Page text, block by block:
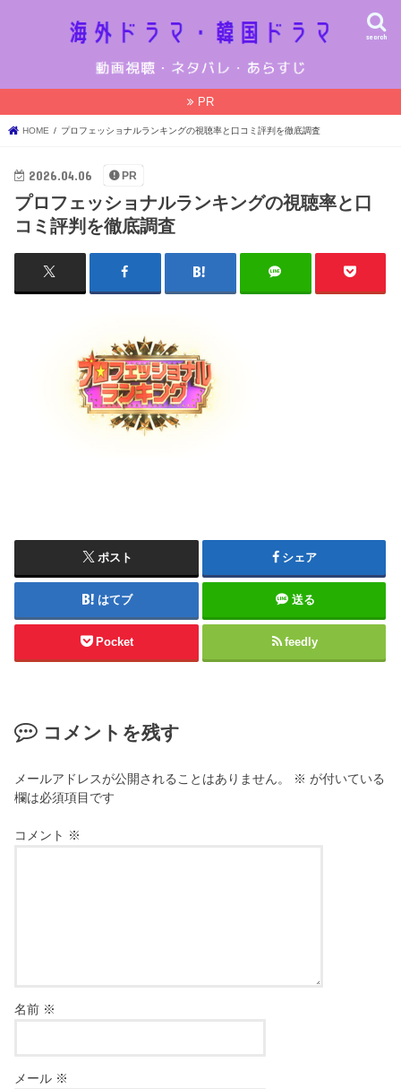
search
PR
HOME プロフェッショナルランキングの視聴率と口コミ評判を徹底調査
2026.04.06 PR
プロフェッショナルランキングの視聴率と口
コミ評判を徹底調査
ポスト シェア
はてブ 送る
Pocket feedly
コメントを残す
メールアドレスが公開されることはありません。 ※ が付いている
欄は必須項目です
コメント ※
名前 ※
メール ※